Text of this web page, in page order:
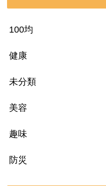
100均
健康
未分類
美容
趣味
防災